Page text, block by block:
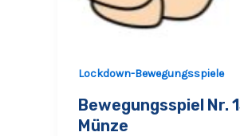
Lockdown-Bewegungsspiele
Bewegungsspiel Nr.
Münze